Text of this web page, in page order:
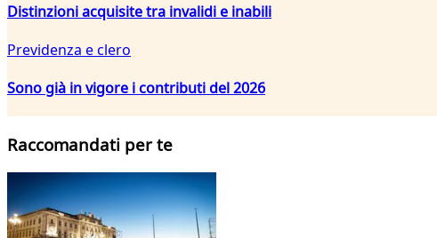
Distinzioni acquisite tra invalidi e inabili
Previdenza e clero
Sono già in vigore i contributi del 2026
Raccomandati per te